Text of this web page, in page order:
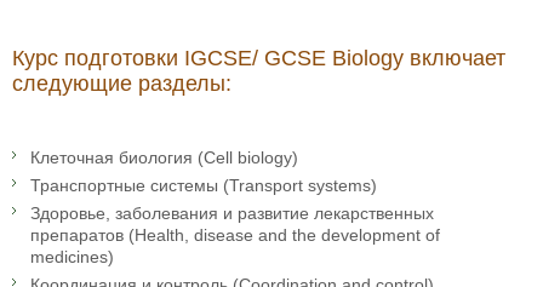
Курс подготовки IGCSE/ GCSE Biology включает
следующие разделы:
Клеточная биология (Cell biology)
Транспортные системы (Transport systems)
Здоровье, заболевания и развитие лекарственных
препаратов (Health, disease and the development of
medicines)